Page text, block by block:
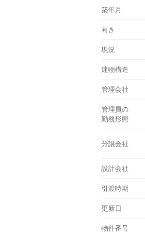
築年月
向き
現況
建物構造
管理会社
管理員の
勤務形態
分譲会社
設計会社
引渡時期
更新日
物件番号